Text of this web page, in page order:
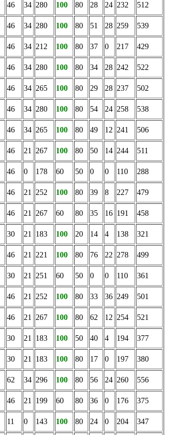
46 34 280 100 80 28 24 232
512
46 34 280 100 80 51 28 259
539
46 34 212 100 80 37 0 217
429
46 34 280 100 80 34 28 242
522
46 34 265 100 80 29 28 237
502
46 34 280 100 80 54 24 258
538
46 34 265 100 80 49 12 241
506
46 21 267 100 80 50 14 244
511
46 0 178 60 50 0 0 110
288
46 21 252 100 80 39 8 227
479
46 21 267 60 80 35 16 191
458
30 21 183 100 20 14 4 138
321
46 21 221 100 80 76 22 278
499
30 21 251 60 50 0 0 110
361
46 21 252 100 80 33 36 249
501
46 21 267 100 80 62 12 254
521
30 21 183 100 50 40 4 194
377
30 21 183 100 80 17 0 197
380
62 34 296 100 80 56 24 260
556
46 21 199 60 80 36 0 176
375
11 0 143 100 80 24 0 204
347